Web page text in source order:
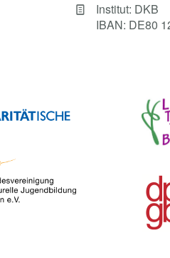
Institut: DKB
IBAN: DE80